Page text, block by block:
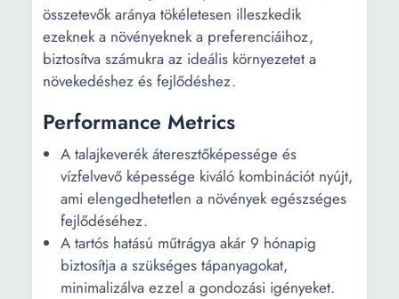
összetevők aránya tökéletesen illeszkedik
ezeknek a növényeknek a preferenciáihoz,
biztosítva számukra az ideális környezetet a
növekedéshez és fejlődéshez.
Performance Metrics
A talajkeverék áteresztőképessége és
vízfelvevő képessége kiváló kombinációt nyújt,
ami elengedhetetlen a növények egészséges
fejlődéséhez.
A tartós hatású műtrágya akár 9 hónapig
biztosítja a szükséges tápanyagokat,
minimalizálva ezzel a gondozási igényeket.